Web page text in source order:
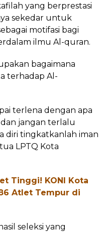
yang berprestasi
sekedar untuk
motifasi bagi
ilmu Al-quran.
bagaimana
terhadap Al-
terlena dengan apa
jangan terlalu
diri tingkatkanlah iman
LPTQ Kota
Tinggi! KONI Kota
Atlet Tempur di
seleksi yang